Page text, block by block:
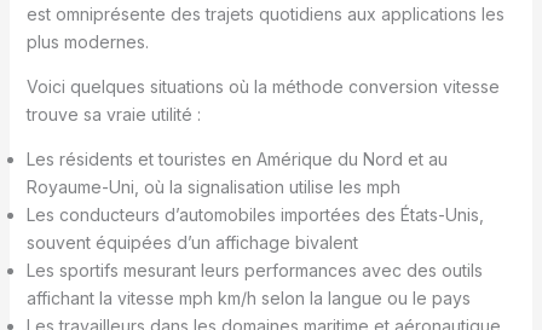
est omniprésente des trajets quotidiens aux applications les
plus modernes.
Voici quelques situations où la méthode conversion vitesse
trouve sa vraie utilité :
Les résidents et touristes en Amérique du Nord et au
Royaume-Uni, où la signalisation utilise les mph
Les conducteurs d’automobiles importées des États-Unis,
souvent équipées d’un affichage bivalent
Les sportifs mesurant leurs performances avec des outils
affichant la vitesse mph km/h selon la langue ou le pays